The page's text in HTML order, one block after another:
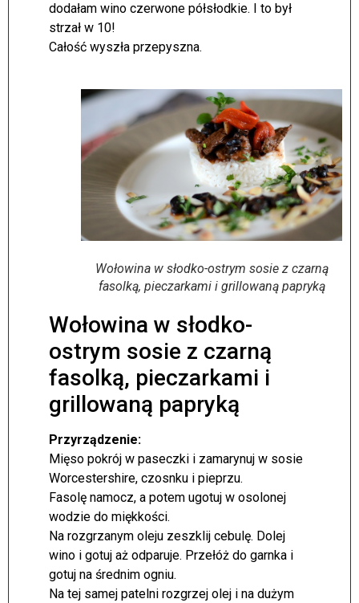
dodałam wino czerwone półsłodkie. I to był
strzał w 10!
Całość wyszła przepyszna.
Wołowina w słodko-ostrym sosie z czarną
fasolką, pieczarkami i grillowaną papryką
Wołowina w słodko-
ostrym sosie z czarną
fasolką, pieczarkami i
grillowaną papryką
Przyrządzenie:
Mięso pokrój w paseczki i zamarynuj w sosie
Worcestershire, czosnku i pieprzu.
Fasolę namocz, a potem ugotuj w osolonej
wodzie do miękkości.
Na rozgrzanym oleju zeszklij cebulę. Dolej
wino i gotuj aż odparuje. Przełóż do garnka i
gotuj na średnim ogniu.
Na tej samej patelni rozgrzej olej i na dużym